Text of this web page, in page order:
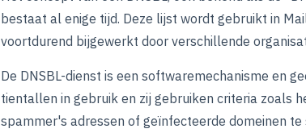
bestaat al enige tijd. Deze lijst wordt gebruikt in
voortdurend bijgewerkt door verschillende
De DNSBL-dienst is een softwaremechanisme en
tientallen in gebruik en zij gebruiken criteria zoals
spammer's adressen of geïnfecteerde domeinen te